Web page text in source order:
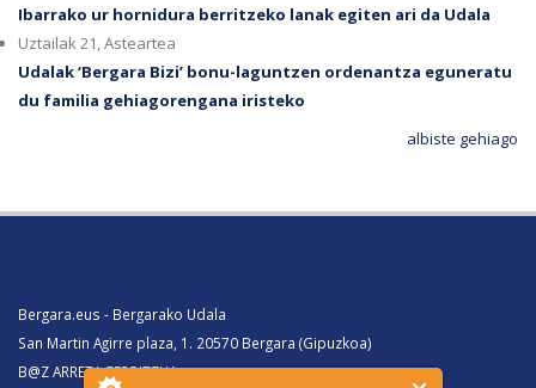
Ibarrako ur hornidura berritzeko lanak egiten ari da Udala
Uztailak 21, Asteartea
Udalak ‘Bergara Bizi’ bonu-laguntzen ordenantza eguneratu
du familia gehiagorengana iristeko
albiste gehiago
Bergara.eus - Bergarako Udala
San Martin Agirre plaza, 1. 20570 Bergara (Gipuzkoa)
B@Z ARRETA ZERBITZUA: